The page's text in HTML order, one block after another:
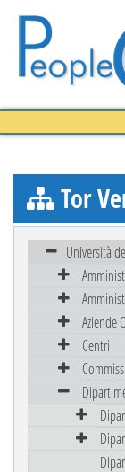
Tor
Università
Aziende
Centri